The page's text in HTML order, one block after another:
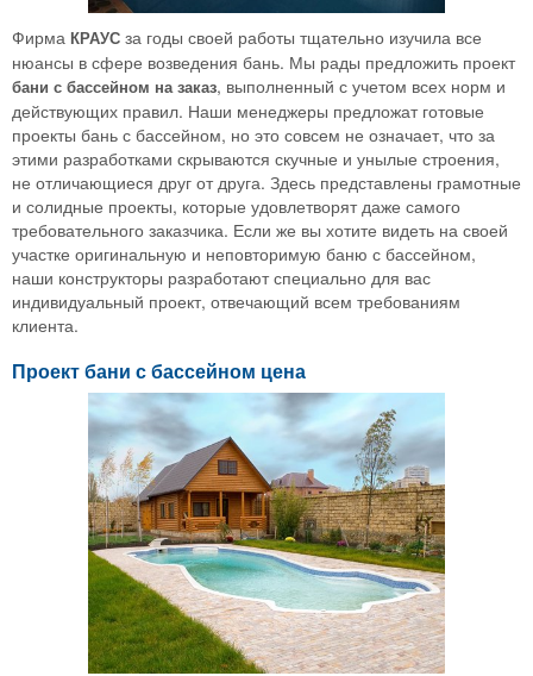
Фирма КРАУС за годы своей работы тщательно изучила все
нюансы в сфере возведения бань. Мы рады предложить проект
бани с бассейном на заказ, выполненный с учетом всех норм и
действующих правил. Наши менеджеры предложат готовые
проекты бань с бассейном, но это совсем не означает, что за
этими разработками скрываются скучные и унылые строения,
не отличающиеся друг от друга. Здесь представлены грамотные
и солидные проекты, которые удовлетворят даже самого
требовательного заказчика. Если же вы хотите видеть на своей
участке оригинальную и неповторимую баню с бассейном,
наши конструкторы разработают специально для вас
индивидуальный проект, отвечающий всем требованиям
клиента.
Проект бани с бассейном цена